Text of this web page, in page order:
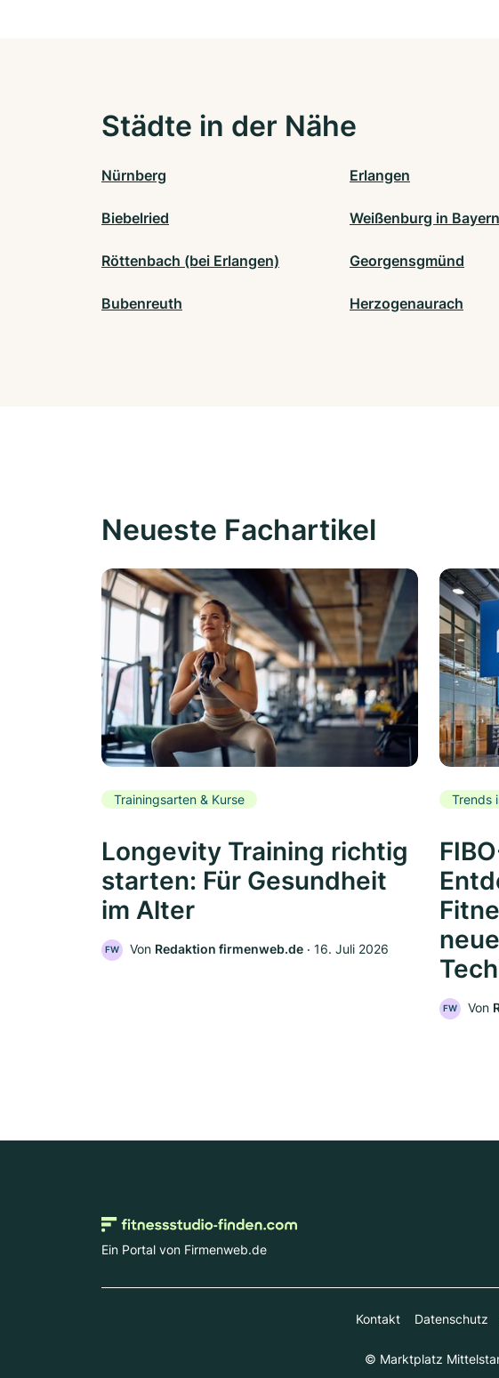
Städte in der Nähe
Nürnberg Erlangen
Biebelried Weißenburg in Bayern
Röttenbach (bei Erlangen) Georgensgmünd
Bubenreuth Herzogenaurach
Neueste Fachartikel
Trainingsarten & Kurse
Longevity Training richtig
starten: Für Gesundheit
im Alter
FW Von Redaktion firmenweb.de ‧ 16. Juli 2026
Trends
FW Von
Ein Portal von Firmenweb.de
Kontakt Datenschutz
© Marktplatz